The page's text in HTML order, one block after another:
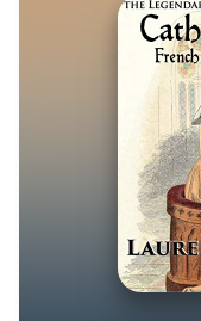
cantar en tres de
(en español), «El
la corte de
y las causas
Rockefeller es
mejorar la
especialmente
mujeres. En su
compañía de sus